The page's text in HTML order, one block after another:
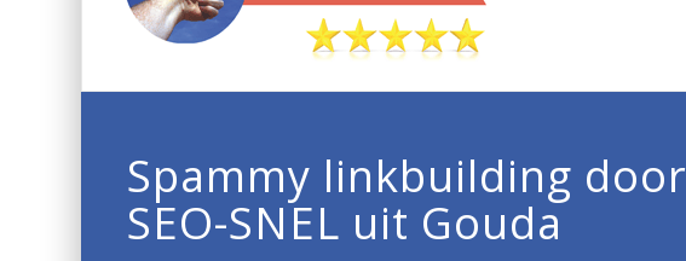
Spammy linkbuilding door
SEO-SNEL uit Gouda